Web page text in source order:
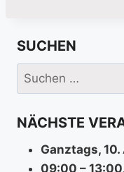
e
i
n
o
SUCHEN
Suchen
nach:
NÄCHSTE
Ganztags,
09:00 – 13:00,